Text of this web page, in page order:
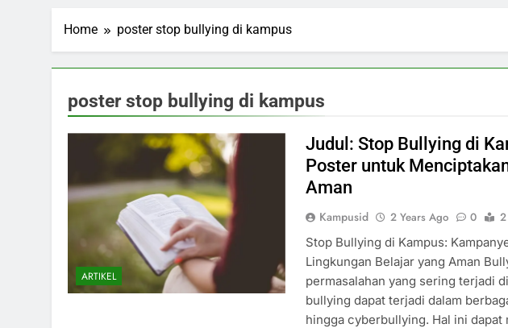
Home poster stop bullying di kampus
poster stop bullying di kampus
ARTIKEL
Judul: Stop Bullying di
Poster untuk
Aman
Kampusid 2 Years Ago 0
Stop Bullying di Kampus:
Lingkungan Belajar yang Aman
permasalahan yang sering terjadi
bullying dapat terjadi dalam
hingga cyberbullying. Hal ini